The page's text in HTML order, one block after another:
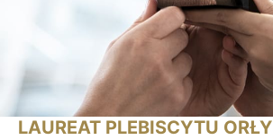
LAUREAT PLEBISCYTU ORŁY